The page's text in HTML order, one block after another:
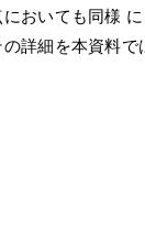
おいても同様 に
詳細を本資料で